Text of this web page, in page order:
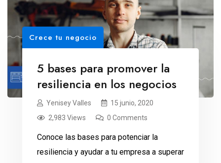
Crece tu negocio
5 bases para promover la
resiliencia en los negocios
Yenisey Valles
15 junio, 2020
2,983 Views
0 Comments
Conoce las bases para potenciar la
resiliencia y ayudar a tu empresa a superar